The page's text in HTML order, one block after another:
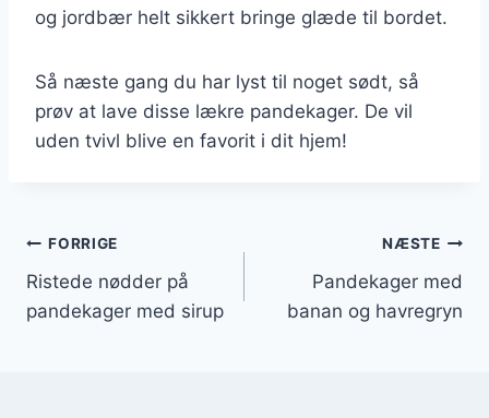
og jordbær helt sikkert bringe glæde til bordet.
Så næste gang du har lyst til noget sødt, så
prøv at lave disse lækre pandekager. De vil
uden tvivl blive en favorit i dit hjem!
Indlægsnavigation
FORRIGE
Ristede nødder på
pandekager med sirup
NÆSTE
Pandekager med
banan og havregryn